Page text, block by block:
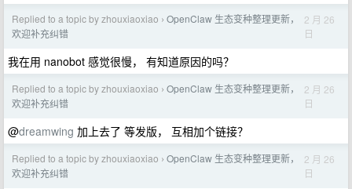
Replied to a topic by zhouxiaoxiao › OpenClaw 生态变种整理更新，
欢迎补充纠错
2 月 26
日
我在用 nanobot 感觉很慢， 有知道原因的吗？
Replied to a topic by zhouxiaoxiao › OpenClaw 生态变种整理更新，
欢迎补充纠错
2 月 26
日
@dreamwing 加上去了 等发版， 互相加个链接？
Replied to a topic by zhouxiaoxiao › OpenClaw 生态变种整理更新，
欢迎补充纠错
2 月 26
日